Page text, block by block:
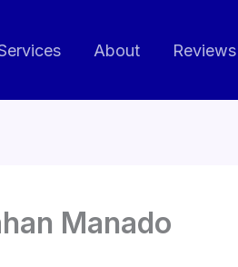
About Reviews
Manado